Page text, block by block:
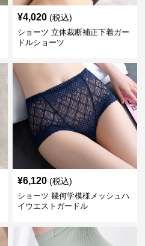
¥4,020 (税込)
ショーツ 立体裁断補正下着ガー
ドルショーツ
¥6,120 (税込)
ショーツ 幾何学模様メッシュハ
イウエストガードル